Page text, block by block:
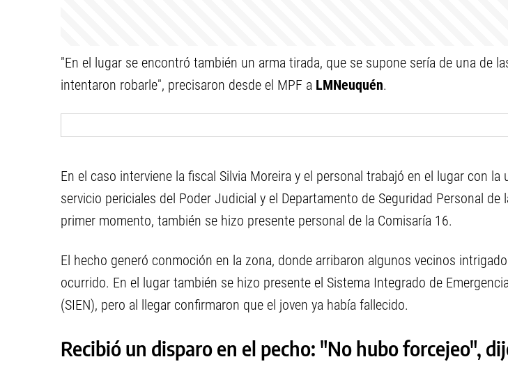
"En el lugar se encontró también un arma tirada, que se supone sería de una de
intentaron robarle", precisaron desde el MPF a LMNeuquén.
En el caso interviene la fiscal Silvia Moreira y el personal trabajó en el lugar con la
servicio periciales del Poder Judicial y el Departamento de Seguridad Personal de
primer momento, también se hizo presente personal de la Comisaría 16.
El hecho generó conmoción en la zona, donde arribaron algunos vecinos
ocurrido. En el lugar también se hizo presente el Sistema Integrado de
(SIEN), pero al llegar confirmaron que el joven ya había fallecido.
Recibió un disparo en el pecho: "No hubo forcejeo",